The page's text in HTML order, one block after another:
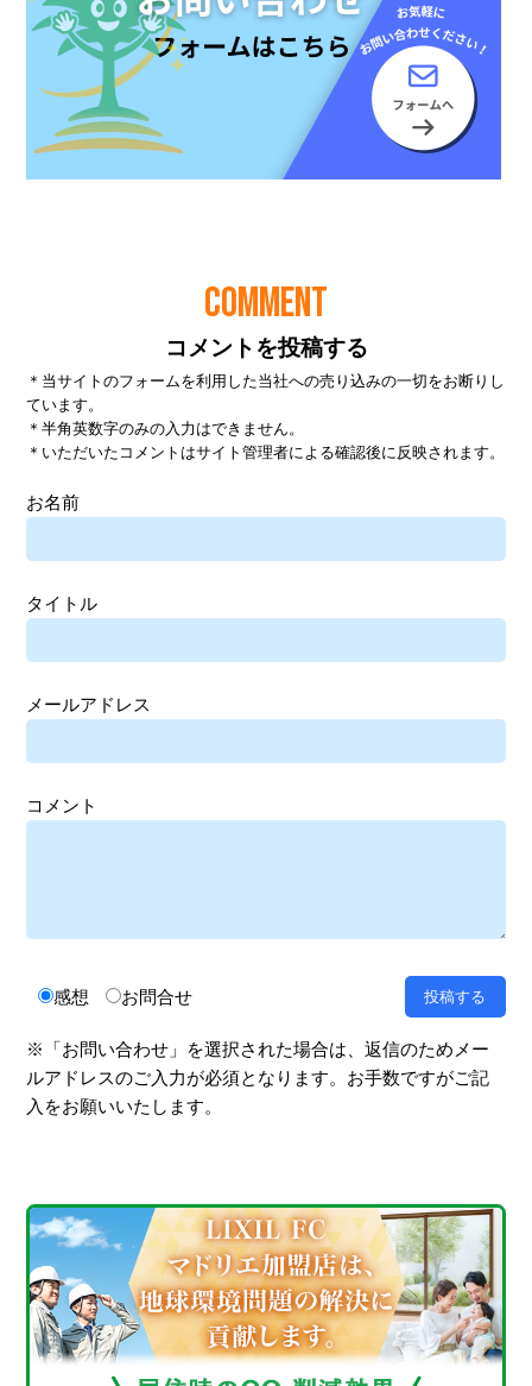
COMMENT
コメントを投稿する
＊当サイトのフォームを利用した当社への売り込みの一切をお断りし
ています。
＊半角英数字のみの入力はできません。
＊いただいたコメントはサイト管理者による確認後に反映されます。
お名前
タイトル
メールアドレス
コメント
感想 お問合せ
※「お問い合わせ」を選択された場合は、返信のためメー
ルアドレスのご入力が必須となります。お手数ですがご記
入をお願いいたします。